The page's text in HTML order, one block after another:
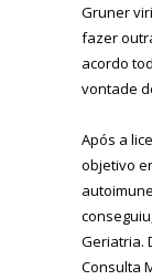
Gruner
fazer
acordo
vontade
Após a
objetivo
Geriatria.
Consulta